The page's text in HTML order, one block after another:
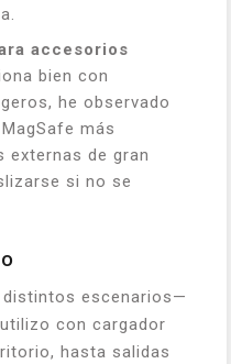
accesorios
bien con
he observado
más
de gran
si no se
escenarios—
con cargador
hasta salidas